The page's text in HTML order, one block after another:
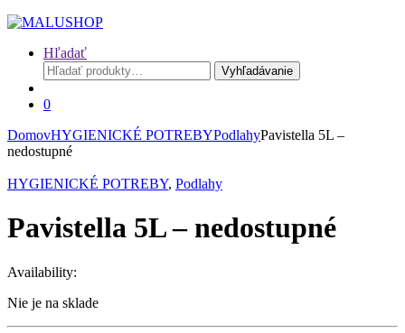
Hľadať
Hľadať:
Vyhľadávanie
0
DomovHYGIENICKÉ POTREBYPodlahyPavistella 5L –
nedostupné
HYGIENICKÉ POTREBY, Podlahy
Pavistella 5L – nedostupné
Availability:
Nie je na sklade